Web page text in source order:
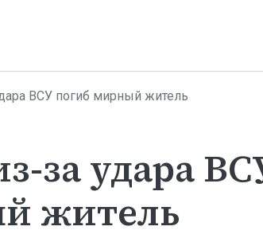
ВСУ погиб мирный житель
за удара
житель